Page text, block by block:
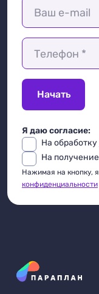
Ваш e-mail
Телефон *
Начать
Я даю согласие:
На обработку
На
Нажимая на кнопку,
конфиденциальности